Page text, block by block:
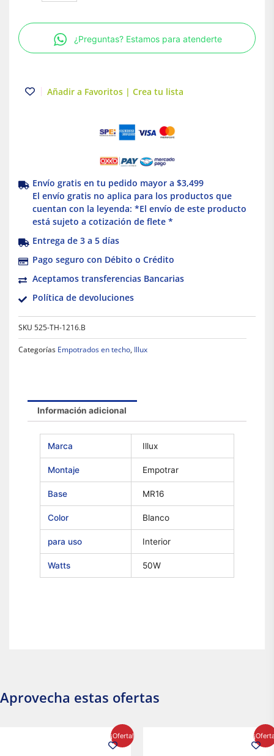
Empotrable
para
interior
50W
¿Preguntas? Estamos para atenderte
Añadir a Favoritos | Crea tu lista
Envío gratis en tu pedido mayor a $3,499
El envío gratis no aplica para los productos que
cuentan con la leyenda: *El envío de este producto
está sujeto a cotización de flete *
Entrega de 3 a 5 días
Pago seguro con Débito o Crédito
Aceptamos transferencias Bancarias
Política de devoluciones
SKU 525-TH-1216.B
Categorías Empotrados en techo, Illux
Información adicional
Marca Illux
Montaje Empotrar
Base MR16
Color Blanco
para uso Interior
Watts 50W
Aprovecha estas ofertas
¡Oferta!
precio
actual
precio
actual